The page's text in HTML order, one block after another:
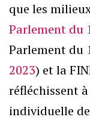
que les
Parlement du
Parlement du
2023) et la
réfléchissent
individuelle